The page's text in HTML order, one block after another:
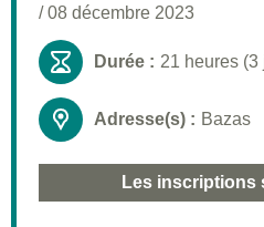
Informations pratiques
/08 décembre 2023
Durée : 21 heures (3
Adresse(s) : Bazas
Les inscriptions